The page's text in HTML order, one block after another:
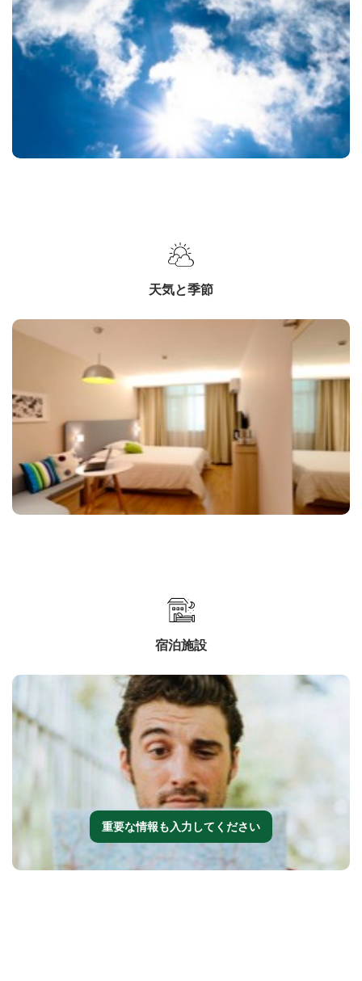
天気と季節
宿泊施設
重要な情報も入力してください